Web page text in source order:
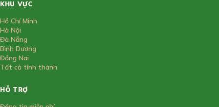
KHU VỰC
Hồ Chí Minh
Hà Nội
Đà Nẵng
Bình Dương
Đồng Nai
Tất cả tỉnh thành
HỖ TRỢ